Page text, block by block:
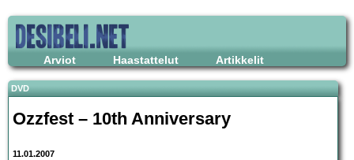
Arviot Haastattelut Artikkelit
DVD
Ozzfest – 10th Anniversary
11.01.2007